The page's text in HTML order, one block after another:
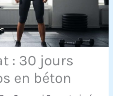
: 30 jours
en béton